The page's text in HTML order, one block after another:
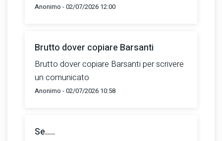
Anonimo - 02/07/2026 12:00
Brutto dover copiare Barsanti
Brutto dover copiare Barsanti per scrivere
un comunicato
Anonimo - 02/07/2026 10:58
Se.....